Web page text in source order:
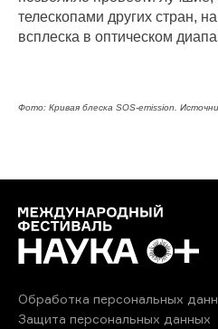
телескопами других стран,
всплеска в оптическом
Фото: Кривая блеска SOS-emission.
Обработка персональных
Защита персональных данных